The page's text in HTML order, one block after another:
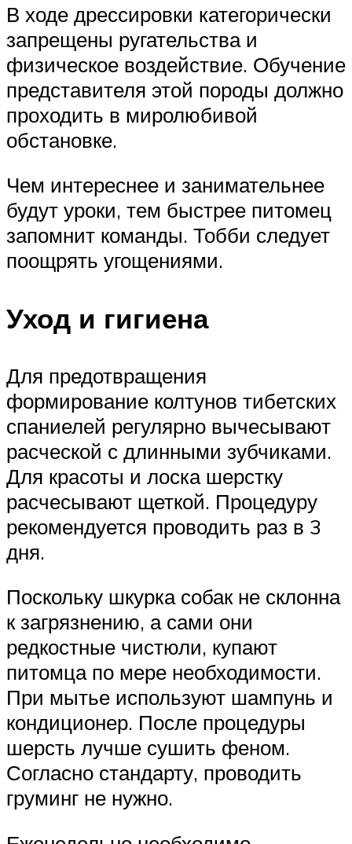
В ходе дрессировки категорически
запрещены ругательства и
физическое воздействие. Обучение
представителя этой породы должно
проходить в миролюбивой
обстановке.
Чем интереснее и занимательнее
будут уроки, тем быстрее питомец
запомнит команды. Тобби следует
поощрять угощениями.
Уход и гигиена
Для предотвращения
формирование колтунов тибетских
спаниелей регулярно вычесывают
расческой с длинными зубчиками.
Для красоты и лоска шерстку
расчесывают щеткой. Процедуру
рекомендуется проводить раз в 3
дня.
Поскольку шкурка собак не склонна
к загрязнению, а сами они
редкостные чистюли, купают
питомца по мере необходимости.
При мытье используют шампунь и
кондиционер. После процедуры
шерсть лучше сушить феном.
Согласно стандарту, проводить
груминг не нужно.